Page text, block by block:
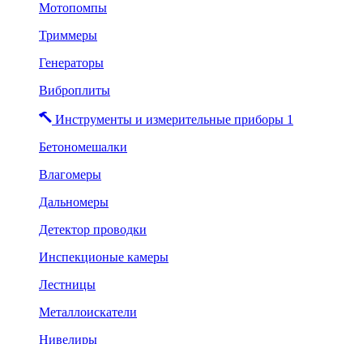
Мотопомпы
Триммеры
Генераторы
Виброплиты
Инструменты и измерительные приборы 1
Бетономешалки
Влагомеры
Дальномеры
Детектор проводки
Инспекционые камеры
Лестницы
Металлоискатели
Нивелиры